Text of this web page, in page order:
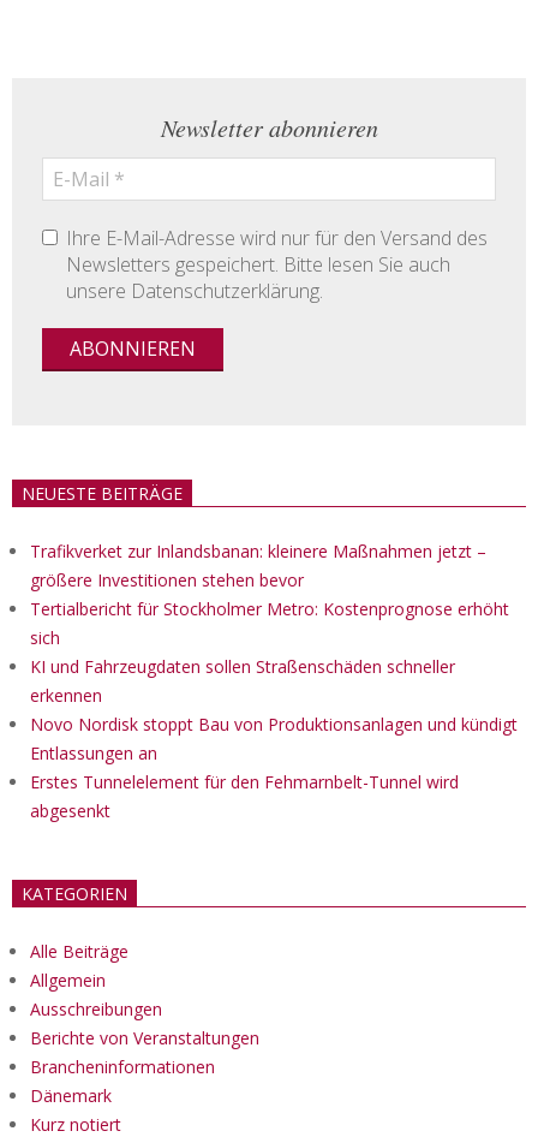
Newsletter abonnieren
Ihre E-Mail-Adresse wird nur für den Versand des
Newsletters gespeichert. Bitte lesen Sie auch
unsere Datenschutzerklärung.
NEUESTE BEITRÄGE
Trafikverket zur Inlandsbanan: kleinere Maßnahmen jetzt –
größere Investitionen stehen bevor
Tertialbericht für Stockholmer Metro: Kostenprognose erhöht
sich
KI und Fahrzeugdaten sollen Straßenschäden schneller
erkennen
Novo Nordisk stoppt Bau von Produktionsanlagen und kündigt
Entlassungen an
Erstes Tunnelelement für den Fehmarnbelt-Tunnel wird
abgesenkt
KATEGORIEN
Alle Beiträge
Allgemein
Ausschreibungen
Berichte von Veranstaltungen
Brancheninformationen
Dänemark
Kurz notiert